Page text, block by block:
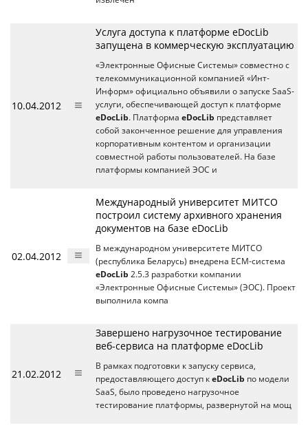
10.04.2012
Услуга доступа к платформе eDocLib
запущена в коммерческую эксплуатацию
«Электронные Офисные Системы» совместно с
телекоммуникационной компанией «Инт-
Информ» официально объявили о запуске SaaS-
услуги, обеспечивающей доступ к платформе
eDocLib. Платформа eDocLib представляет
собой законченное решение для управления
корпоративным контентом и организации
совместной работы пользователей. На базе
платформы компанией ЭОС и
02.04.2012
Международный университет МИТСО
построил систему архивного хранения
документов на базе eDocLib
В международном университете МИТСО
(республика Беларусь) внедрена ECM-система
eDocLib 2.5.3 разработки компании
«Электронные Офисные Системы» (ЭОС). Проект
выполнила компа
21.02.2012
Завершено нагрузочное тестирование
веб-сервиса на платформе eDocLib
В рамках подготовки к запуску сервиса,
предоставляющего доступ к eDocLib по модели
SaaS, было проведено нагрузочное
тестирование платформы, развернутой на мощ